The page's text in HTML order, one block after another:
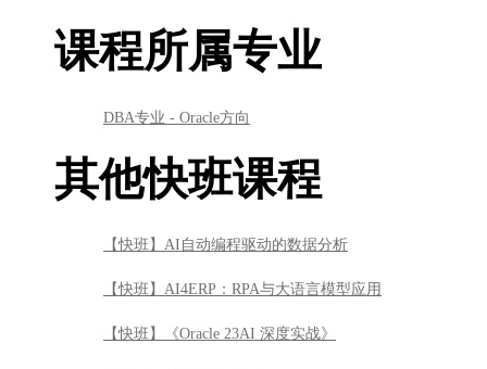
课程所属专业
DBA专业 - Oracle方向
其他快班课程
【快班】AI自动编程驱动的数据分析
【快班】AI4ERP：RPA与大语言模型应用
【快班】《Oracle 23AI 深度实战》